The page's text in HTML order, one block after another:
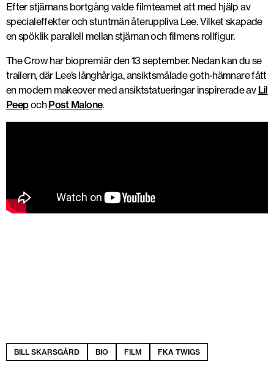
Efter stjärnans bortgång valde filmteamet att med hjälp av
specialeffekter och stuntmän återuppliva Lee. Vilket skapade
en spöklik parallell mellan stjärnan och filmens rollfigur.
The Crow har biopremiär den 13 september. Nedan kan du se
trailern, där Lee’s långhåriga, ansiktsmålade goth-hämnare fått
en modern makeover med ansiktstatueringar inspirerade av Lil
PeepochPost Malone.
BILL SKARSGÅRD BIO FILM FKA TWIGS